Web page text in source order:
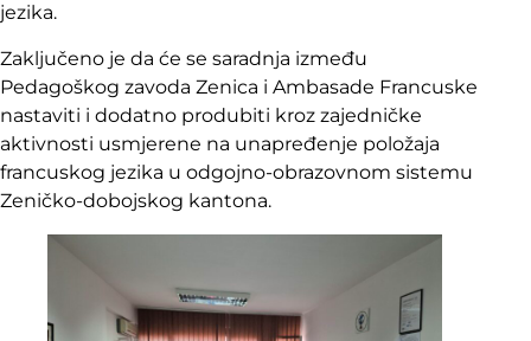
jezika.
Zaključeno je da će se saradnja između
Pedagoškog zavoda Zenica i Ambasade Francuske
nastaviti i dodatno produbiti kroz zajedničke
aktivnosti usmjerene na unapređenje položaja
francuskog jezika u odgojno-obrazovnom sistemu
Zeničko-dobojskog kantona.